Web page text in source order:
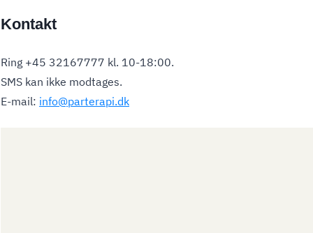
Kontakt
Ring +45 32167777 kl. 10-18:00.
SMS kan ikke modtages.
E-mail: info@parterapi.dk